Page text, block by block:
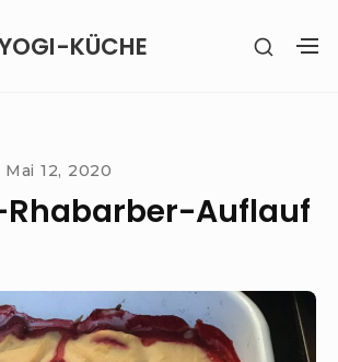
KÜCHE
SHOW
Mai 12, 2020
Rhabarber-Auflauf